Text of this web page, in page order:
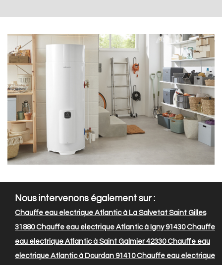
Nous intervenons également sur :
Chauffe eau electrique Atlantic à La Salvetat Saint Gilles
31880Chauffe eau electrique Atlantic à Igny 91430Chauffe
eau electrique Atlantic à Saint Galmier 42330Chauffe eau
electrique Atlantic à Dourdan 91410Chauffe eau electrique